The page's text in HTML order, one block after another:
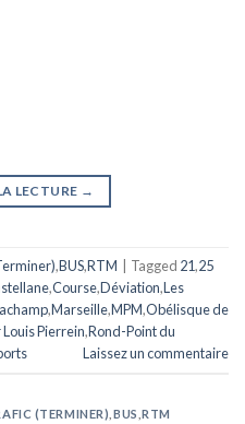
LECTURE →
,BUS,RTM Tagged 21,25
,Course,Déviation,Les
,Marseille,MPM,Obélisque de
Pierrein,Rond-Point du
Laissez un commentaire
(TERMINER) BUS ,RTM